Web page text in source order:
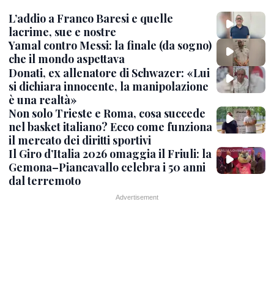
L’addio a Franco Baresi e quelle
lacrime, sue e nostre
Yamal contro Messi: la finale (da sogno)
che il mondo aspettava
Donati, ex allenatore di Schwazer: «Lui
si dichiara innocente, la manipolazione
è una realtà»
Non solo Trieste e Roma, cosa succede
nel basket italiano? Ecco come funziona
il mercato dei diritti sportivi
Il Giro d’Italia 2026 omaggia il Friuli: la
Gemona–Piancavallo celebra i 50 anni
dal terremoto